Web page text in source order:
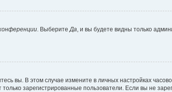
. Выберите Да , и вы будете видны только
вы. В этом случае измените в личных настройках
зарегистрированные пользователи. Если вы не